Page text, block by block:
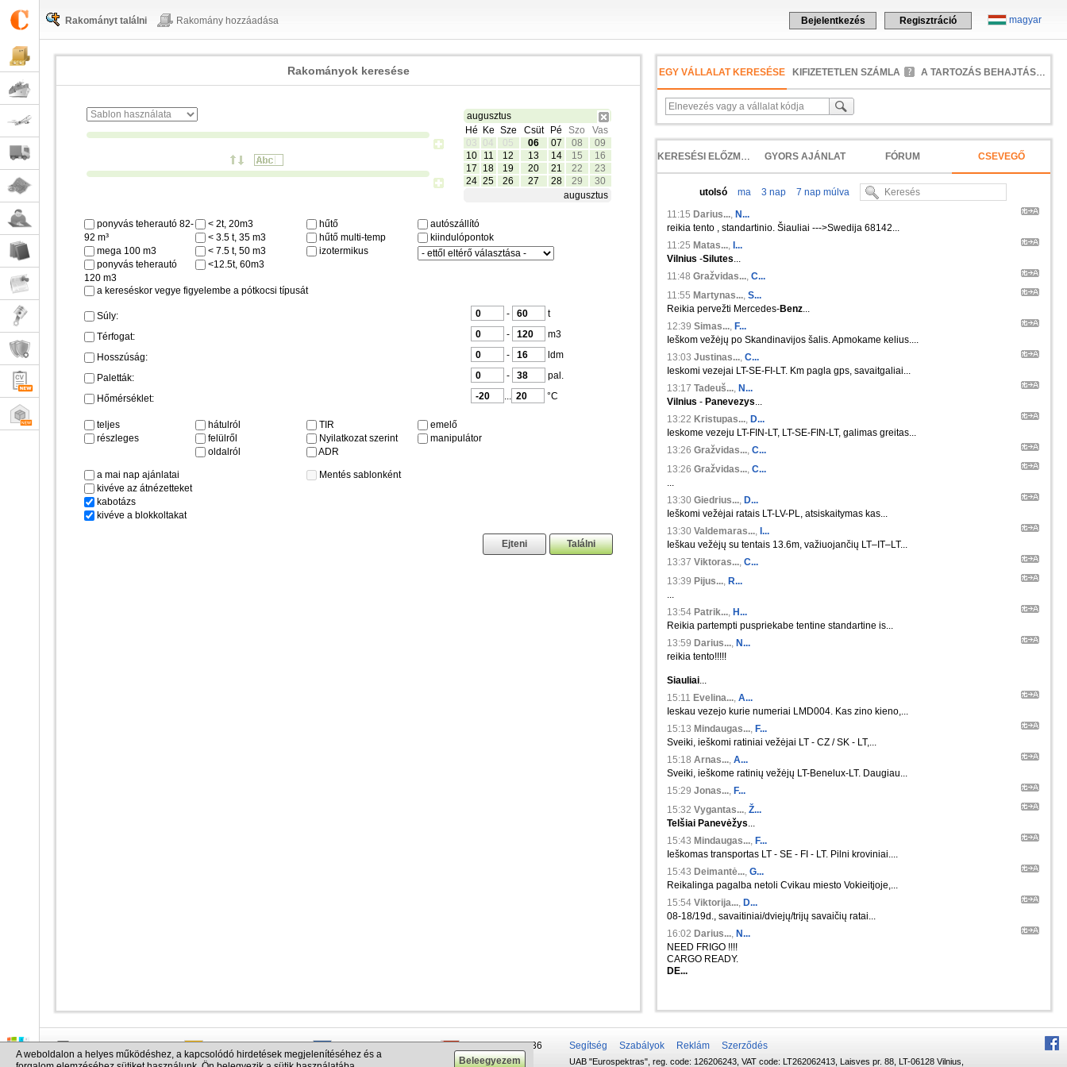
magyar
Bejelentkezés Regisztráció
Rakományt találni Rakomány hozzáadása
Rakományok keresése
augusztus
Hé
Ke Sze Csüt Pé Szo
Vas
03
04 05 06 07 08
09
10
11 12 13 14 15
16
17
18 19 20 21 22
23
24 25 26 27 28 29
30
augusztus
ponyvás teherautó 82-
92 m³
mega 100 m3
ponyvás teherautó
120 m3
< 2t, 20m3
< 3.5 t, 35 m3
< 7.5 t, 50 m3
<12.5t, 60m3
hűtő
hűtő multi-temp
izotermikus
autószállító
kiindulópontok
a kereséskor vegye figyelembe a pótkocsi típusát
Súly: - t
Térfogat: - m3
Hosszúság: - ldm
Paletták: - pal.
Hőmérséklet: °C
teljes
részleges
hátulról
felülről
oldalról
TIR
Nyilatkozat szerint
ADR
emelő
manipulátor
a mai nap ajánlatai
kivéve az átnézetteket
kabotázs
kivéve a blokkoltakat
Mentés sablonként
EGY VÁLLALAT KERESÉSE KIFIZETETLEN SZÁMLA A TARTOZÁS BEHAJTÁSA
KERESÉSI ELŐZMÉNYEK GYORS AJÁNLAT FÓRUM CSEVEGŐ
utolsó ma 3 nap
7 nap múlva
11:15 Darius..., N...
reikia tento , standartinio. Šiauliai --->Swedija 68142...
11:25 Matas..., I...
Vilnius -Silutes...
11:48 Gražvidas..., C...
11:55 Martynas..., S...
Reikia pervežti Mercedes-Benz...
12:39 Simas..., F...
Ieškom vežėjų po Skandinavijos šalis. Apmokame kelius....
13:03 Justinas..., C...
Ieskomi vezejai LT-SE-FI-LT. Km pagla gps, savaitgaliai...
13:17 Tadeuš..., N...
Vilnius - Panevezys...
13:22 Kristupas..., D...
Ieskome vezeju LT-FIN-LT, LT-SE-FIN-LT, galimas greitas...
13:26 Gražvidas..., C...
13:26 Gražvidas..., C...
...
13:30 Giedrius..., D...
Ieškomi vežėjai ratais LT-LV-PL, atsiskaitymas kas...
13:30 Valdemaras..., I...
Ieškau vežėjų su tentais 13.6m, važiuojančių LT–IT–LT...
13:37 Viktoras..., C...
13:39 Pijus..., R...
...
13:54 Patrik..., H...
Reikia partempti puspriekabe tentine standartine is...
13:59 Darius..., N...
reikia tento!!!!!
Siauliai...
15:11 Evelina..., A...
Ieskau vezejo kurie numeriai LMD004. Kas zino kieno,...
15:13 Mindaugas..., F...
Sveiki, ieškomi ratiniai vežėjai LT - CZ / SK - LT,...
15:18 Arnas..., A...
Sveiki, ieškome ratinių vežėjų LT-Benelux-LT. Daugiau...
15:29 Jonas..., F...
15:32 Vygantas..., Ž...
Telšiai Panevėžys...
15:43 Mindaugas..., F...
Ieškomas transportas LT - SE - FI - LT. Pilni kroviniai....
15:43 Deimantė..., G...
Reikalinga pagalba netoli Cvikau miesto Vokieitjoje,...
15:54 Viktorija..., D...
08-18/19d., savaitiniai/dviejų/trijų savaičių ratai...
16:02 Darius..., N...
NEED FRIGO !!!!
CARGO READY.
DE...
info@cargo.lt
+370 655 17777
+380 50 337-20-47
+375 29 679-1236
Segítség Szabályok Reklám Szerződés
UAB "Eurospektras", reg. code: 126206243, VAT code: LT262062413, Laisves pr. 88, LT-06128 Vilnius,
A weboldalon a helyes működéshez, a kapcsolódó hirdetések megjelenítéséhez és a